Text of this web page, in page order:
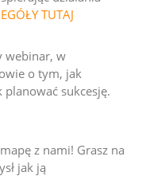
TUTAJ
webinar, w
o tym, jak
planować sukcesję.
z nami! Grasz na
jak ją